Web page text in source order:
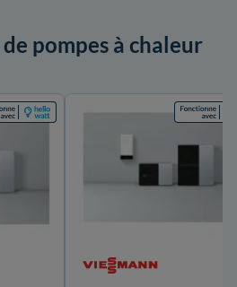
pompes à chaleur